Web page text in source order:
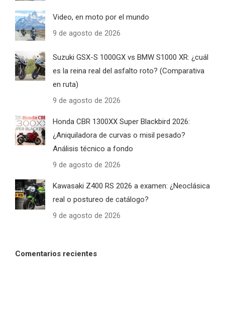
Video, en moto por el mundo
9 de agosto de 2026
Suzuki GSX-S 1000GX vs BMW S1000 XR: ¿cuál
es la reina real del asfalto roto? (Comparativa
en ruta)
9 de agosto de 2026
Honda CBR 1300XX Super Blackbird 2026:
¿Aniquiladora de curvas o misil pesado?
Análisis técnico a fondo
9 de agosto de 2026
Kawasaki Z400 RS 2026 a examen: ¿Neoclásica
real o postureo de catálogo?
9 de agosto de 2026
Comentarios recientes